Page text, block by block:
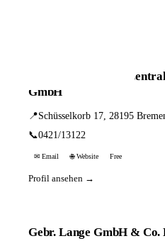
Bremer Hörgeräte
GmbH
📍Schüsselkorb 17, 28195
📞0421/13122
✉ Email 🌐 Website Free
Profil ansehen →
Gebr. Lange GmbH & Co.